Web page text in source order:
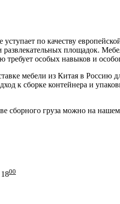
по качеству
развлекательных площадок.
требует особых навыков и
мебели из Китая в
к сборке контейнера и
сборного груза можно на нашем
00